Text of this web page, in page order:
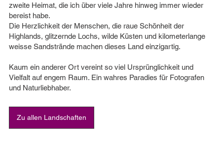
zweite Heimat, die ich über viele Jahre hinweg immer wieder
bereist habe.
Die Herzlichkeit der Menschen, die raue Schönheit der
Highlands, glitzernde Lochs, wilde Küsten und kilometerlange
weisse Sandstrände machen dieses Land einzigartig.
Kaum ein anderer Ort vereint so viel Ursprünglichkeit und
Vielfalt auf engem Raum. Ein wahres Paradies für Fotografen
und Naturliebhaber.
Zu allen Landschaften